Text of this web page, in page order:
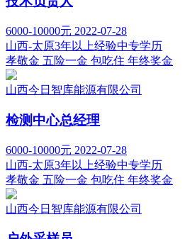
6000-10000元 2022-07-28
山西-太原3年以上经验中专学历
孝敬金 五险一金 包吃住 年终奖金
山西今日智库能源有限公司
检测中心总经理
6000-10000元 2022-07-28
山西-太原3年以上经验中专学历
孝敬金 五险一金 包吃住 年终奖金
山西今日智库能源有限公司